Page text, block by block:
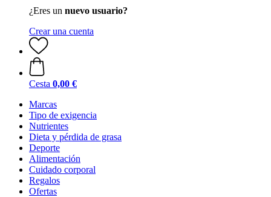
¿Eres un nuevo usuario?
Crear una cuenta
Cesta 0,00 €
Marcas
Tipo de exigencia
Nutrientes
Dieta y pérdida de grasa
Deporte
Alimentación
Cuidado corporal
Regalos
Ofertas